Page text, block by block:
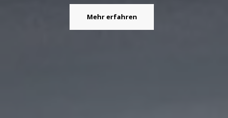
Mehr erfahren